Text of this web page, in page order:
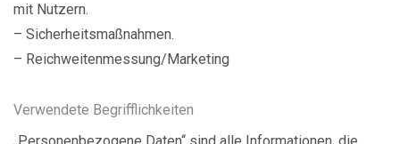
mit Nutzern.
– Sicherheitsmaßnahmen.
– Reichweitenmessung/Marketing
Verwendete Begrifflichkeiten